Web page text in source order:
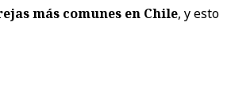
más comunes en Chile, y esto